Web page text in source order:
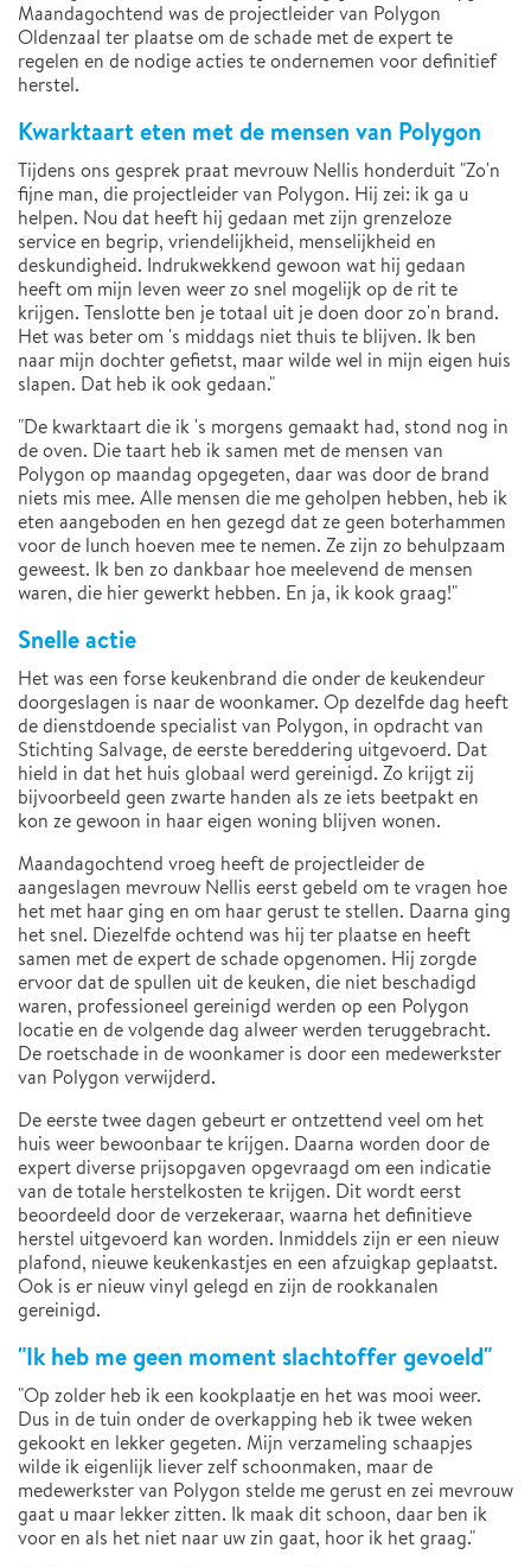
Maandagochtend was de projectleider van Polygon
Oldenzaal ter plaatse om de schade met de expert te
regelen en de nodige acties te ondernemen voor definitief
herstel.
Kwarktaart eten met de mensen van Polygon
Tijdens ons gesprek praat mevrouw Nellis honderduit "Zo'n
fijne man, die projectleider van Polygon. Hij zei: ik ga u
helpen. Nou dat heeft hij gedaan met zijn grenzeloze
service en begrip, vriendelijkheid, menselijkheid en
deskundigheid. Indrukwekkend gewoon wat hij gedaan
heeft om mijn leven weer zo snel mogelijk op de rit te
krijgen. Tenslotte ben je totaal uit je doen door zo'n brand.
Het was beter om 's middags niet thuis te blijven. Ik ben
naar mijn dochter gefietst, maar wilde wel in mijn eigen huis
slapen. Dat heb ik ook gedaan."
"De kwarktaart die ik 's morgens gemaakt had, stond nog in
de oven. Die taart heb ik samen met de mensen van
Polygon op maandag opgegeten, daar was door de brand
niets mis mee. Alle mensen die me geholpen hebben, heb ik
eten aangeboden en hen gezegd dat ze geen boterhammen
voor de lunch hoeven mee te nemen. Ze zijn zo behulpzaam
geweest. Ik ben zo dankbaar hoe meelevend de mensen
waren, die hier gewerkt hebben. En ja, ik kook graag!"
Snelle actie
Het was een forse keukenbrand die onder de keukendeur
doorgeslagen is naar de woonkamer. Op dezelfde dag heeft
de dienstdoende specialist van Polygon, in opdracht van
Stichting Salvage, de eerste bereddering uitgevoerd. Dat
hield in dat het huis globaal werd gereinigd. Zo krijgt zij
bijvoorbeeld geen zwarte handen als ze iets beetpakt en
kon ze gewoon in haar eigen woning blijven wonen.
Maandagochtend vroeg heeft de projectleider de
aangeslagen mevrouw Nellis eerst gebeld om te vragen hoe
het met haar ging en om haar gerust te stellen. Daarna ging
het snel. Diezelfde ochtend was hij ter plaatse en heeft
samen met de expert de schade opgenomen. Hij zorgde
ervoor dat de spullen uit de keuken, die niet beschadigd
waren, professioneel gereinigd werden op een Polygon
locatie en de volgende dag alweer werden teruggebracht.
De roetschade in de woonkamer is door een medewerkster
van Polygon verwijderd.
De eerste twee dagen gebeurt er ontzettend veel om het
huis weer bewoonbaar te krijgen. Daarna worden door de
expert diverse prijsopgaven opgevraagd om een indicatie
van de totale herstelkosten te krijgen. Dit wordt eerst
beoordeeld door de verzekeraar, waarna het definitieve
herstel uitgevoerd kan worden. Inmiddels zijn er een nieuw
plafond, nieuwe keukenkastjes en een afzuigkap geplaatst.
Ook is er nieuw vinyl gelegd en zijn de rookkanalen
gereinigd.
"Ik heb me geen moment slachtoffer gevoeld"
"Op zolder heb ik een kookplaatje en het was mooi weer.
Dus in de tuin onder de overkapping heb ik twee weken
gekookt en lekker gegeten. Mijn verzameling schaapjes
wilde ik eigenlijk liever zelf schoonmaken, maar de
medewerkster van Polygon stelde me gerust en zei mevrouw
gaat u maar lekker zitten. Ik maak dit schoon, daar ben ik
voor en als het niet naar uw zin gaat, hoor ik het graag."